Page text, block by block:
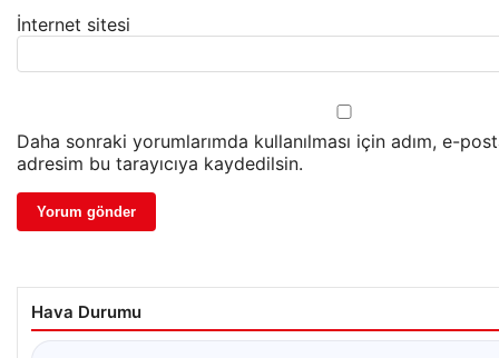
İnternet sitesi
Daha sonraki yorumlarımda kullanılması için adım, e-
adresim bu tarayıcıya kaydedilsin.
Hava Durumu